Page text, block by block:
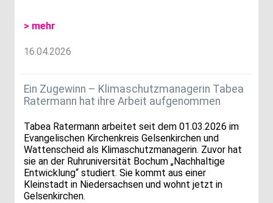
> mehr
16.04.2026
Ein Zugewinn – Klimaschutzmanagerin Tabea
Ratermann hat ihre Arbeit aufgenommen
Tabea Ratermann arbeitet seit dem 01.03.2026 im
Evangelischen Kirchenkreis Gelsenkirchen und
Wattenscheid als Klimaschutzmanagerin. Zuvor hat
sie an der Ruhruniversität Bochum „Nachhaltige
Entwicklung“ studiert. Sie kommt aus einer
Kleinstadt in Niedersachsen und wohnt jetzt in
Gelsenkirchen.